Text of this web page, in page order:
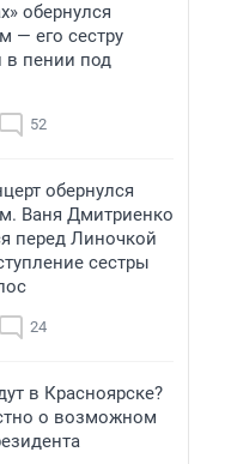
обернулся
— его сестру
в пении под
52
обернулся
Ваня Дмитриенко
перед Линочкой
сестры
24
в Красноярске?
о возможном